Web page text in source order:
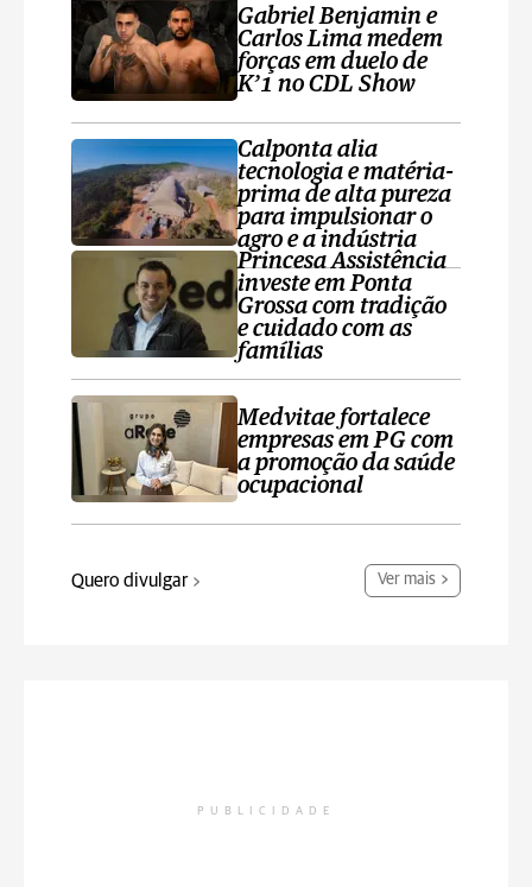
Gabriel Benjamin e
Carlos Lima medem
forças em duelo de
K’1 no CDL Show
Calponta alia
tecnologia e matéria-
prima de alta pureza
para impulsionar o
agro e a indústria
Princesa Assistência
investe em Ponta
Grossa com tradição
e cuidado com as
famílias
Medvitae fortalece
empresas em PG com
a promoção da saúde
ocupacional
Quero divulgar Ver mais
PUBLICIDADE